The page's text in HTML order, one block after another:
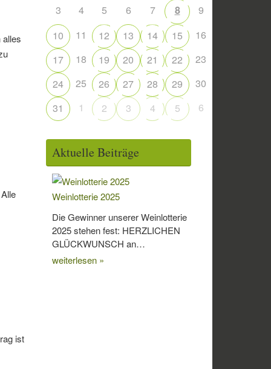
alles
ist
3
4 5 6 7 8
9
10
11 12 13 14 15
16
17
18 19 20 21 22
23
24
25 26 27 28 29
30
31
1 2 3 4 5 6
Aktuelle Beiträge
Weinlotterie 2025
Die Gewinner unserer Weinlotterie
2025 stehen fest: HERZLICHEN
GLÜCKWUNSCH an…
weiterlesen »